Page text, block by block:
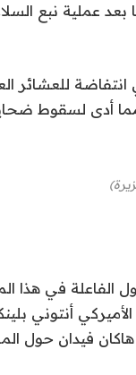
عملية نبع
الأول الجاري انتفاضة
أدى لسقوط
الفاعلة في هذا
أنتوني